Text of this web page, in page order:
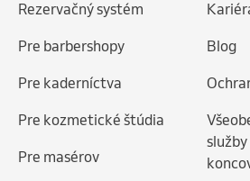
Rezervačný systém
Pre barbershopy
Pre kaderníctva
Pre kozmetické štúdia
Pre masérov
Blog
služby